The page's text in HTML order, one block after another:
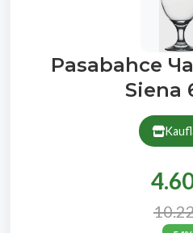
Pasabahce
Siena